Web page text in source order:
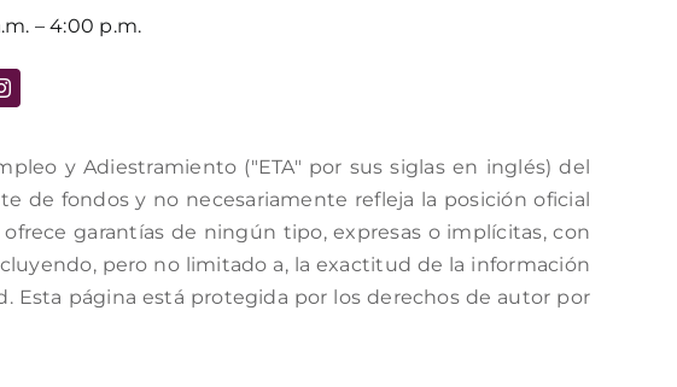
– 4:00 p.m.
y Adiestramiento ("ETA" por sus siglas en inglés) del
de fondos y no necesariamente refleja la posición oficial
garantías de ningún tipo, expresas o implícitas, con
pero no limitado a, la exactitud de la información
página está protegida por los derechos de autor por